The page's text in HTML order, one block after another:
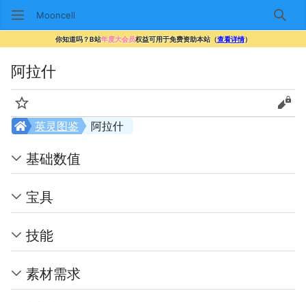
Mooncell 搜索
你知道吗？B站年度大会员权益可用于免费资助本站（查看详情）
阿拉什
监视 查看
阿拉什
英灵图鉴
基础数值
宝具
技能
素材需求